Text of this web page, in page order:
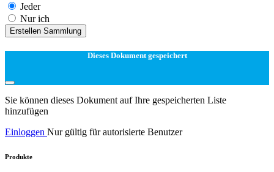
Jeder
Nur ich
Erstellen Sammlung
Dieses Dokument gespeichert
Sie können dieses Dokument auf Ihre gespeicherten Liste
hinzufügen
Einloggen Nur gültig für autorisierte Benutzer
Produkte